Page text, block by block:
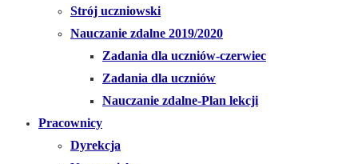
Strój uczniowski
Nauczanie zdalne 2019/2020
Zadania dla uczniów-czerwiec
Zadania dla uczniów
Nauczanie zdalne-Plan lekcji
Pracownicy
Dyrekcja